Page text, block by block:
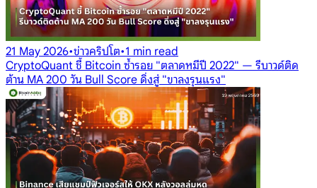
21 May 2026•ข่าวคริปโต•1 min read
CryptoQuant ชี้ Bitcoin ซ้ำรอย "ตลาดหมีปี 2022" — รีบาวด์ติด
ต้าน MA 200 วัน Bull Score ดิ่งสู่ "ขาลงรุนแรง"